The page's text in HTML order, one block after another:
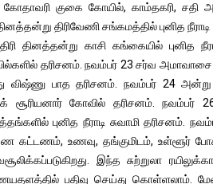
கோதாவரி குகை கோயில், காம்தகரி, சதி
திரிவேணி சங்கமத்தில் புனித
தினத்தன்று காசி கங்கையில் புனித
தரிசனம். நவம்பர் 23 சர்வ
விஷ்ணு பாத தரிசனம். நவம்பர் 24 அன்று
கோவில் தரிசனம். நவம்பர்
புனித நீராடி சுவாமி தரிசனம்.
கட்டணம், உணவு, தங்குமிடம், உள்ளூர்
இந்த சுற்றுலா
பதிவு செய்து கொள்ளலாம்.